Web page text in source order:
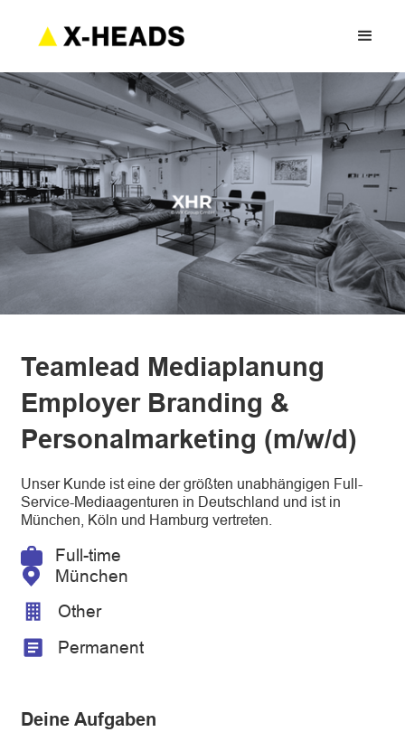
Teamlead Mediaplanung
Employer Branding &
Personalmarketing (m/w/d)
Unser Kunde ist eine der größten unabhängigen Full-
Service-Mediaagenturen in Deutschland und ist in
München, Köln und Hamburg vertreten.
Full-time
München
Other
Permanent
Deine Aufgaben